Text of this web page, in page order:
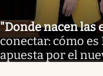
"Donde nacen las
conectar: cómo
apuesta por el